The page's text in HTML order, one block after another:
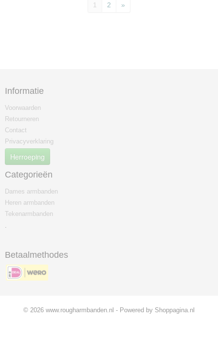
1 2 »
Informatie
Voorwaarden
Retourneren
Contact
Privacyverklaring
Herroeping
Categorieën
Dames armbanden
Heren armbanden
Tekenarmbanden
Betaalmethodes
© 2026 www.rougharmbanden.nl - Powered by Shoppagina.nl